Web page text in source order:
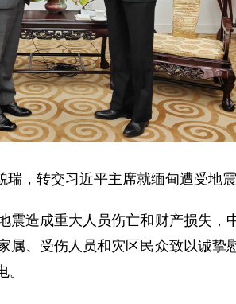
，转交习近平主席就缅甸遭受地
造成重大人员伤亡和财产损失，
、受伤人员和灾区民众致以诚挚